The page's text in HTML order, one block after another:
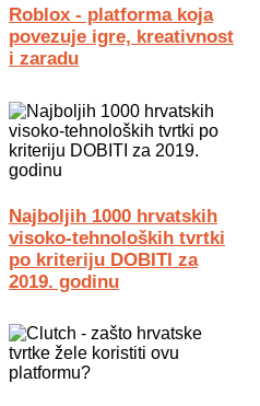
Roblox - platforma koja
povezuje igre, kreativnost
i zaradu
Najboljih 1000 hrvatskih
visoko-tehnoloških tvrtki
po kriteriju DOBITI za
2019. godinu